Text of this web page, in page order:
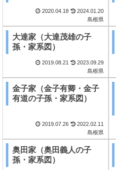
2020.04.18
2024.01.20
島根県
大達家（大達茂雄の子
孫・家系図）
2019.08.21
2023.09.29
島根県
金子家（金子有卿・金子
有道の子孫・家系図）
2019.07.26
2022.02.11
島根県
奥田家（奥田義人の子
孫・家系図）